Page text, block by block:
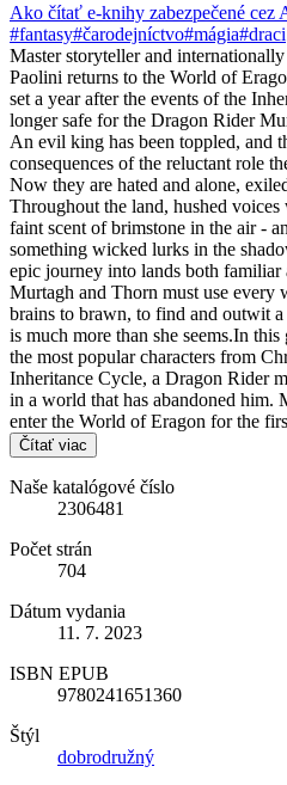
Ako čítať e-knihy zabezpečené cez
#fantasy#čarodejníctvo#mágia#draci
Master storyteller and
Paolini returns to the World of
set a year after the events of the
longer safe for the Dragon Rider
An evil king has been toppled, and
consequences of the reluctant role
Now they are hated and alone,
Throughout the land, hushed
faint scent of brimstone in the air -
something wicked lurks in the
epic journey into lands both familiar
Murtagh and Thorn must use every
brains to brawn, to find and outwit
is much more than she seems.In
the most popular characters from
Inheritance Cycle, a Dragon Rider
in a world that has abandoned him.
enter the World of Eragon for the
Čítať viac
Naše katalógové číslo
2306481
Počet strán
704
Dátum vydania
11. 7. 2023
ISBN EPUB
9780241651360
Štýl
dobrodružný